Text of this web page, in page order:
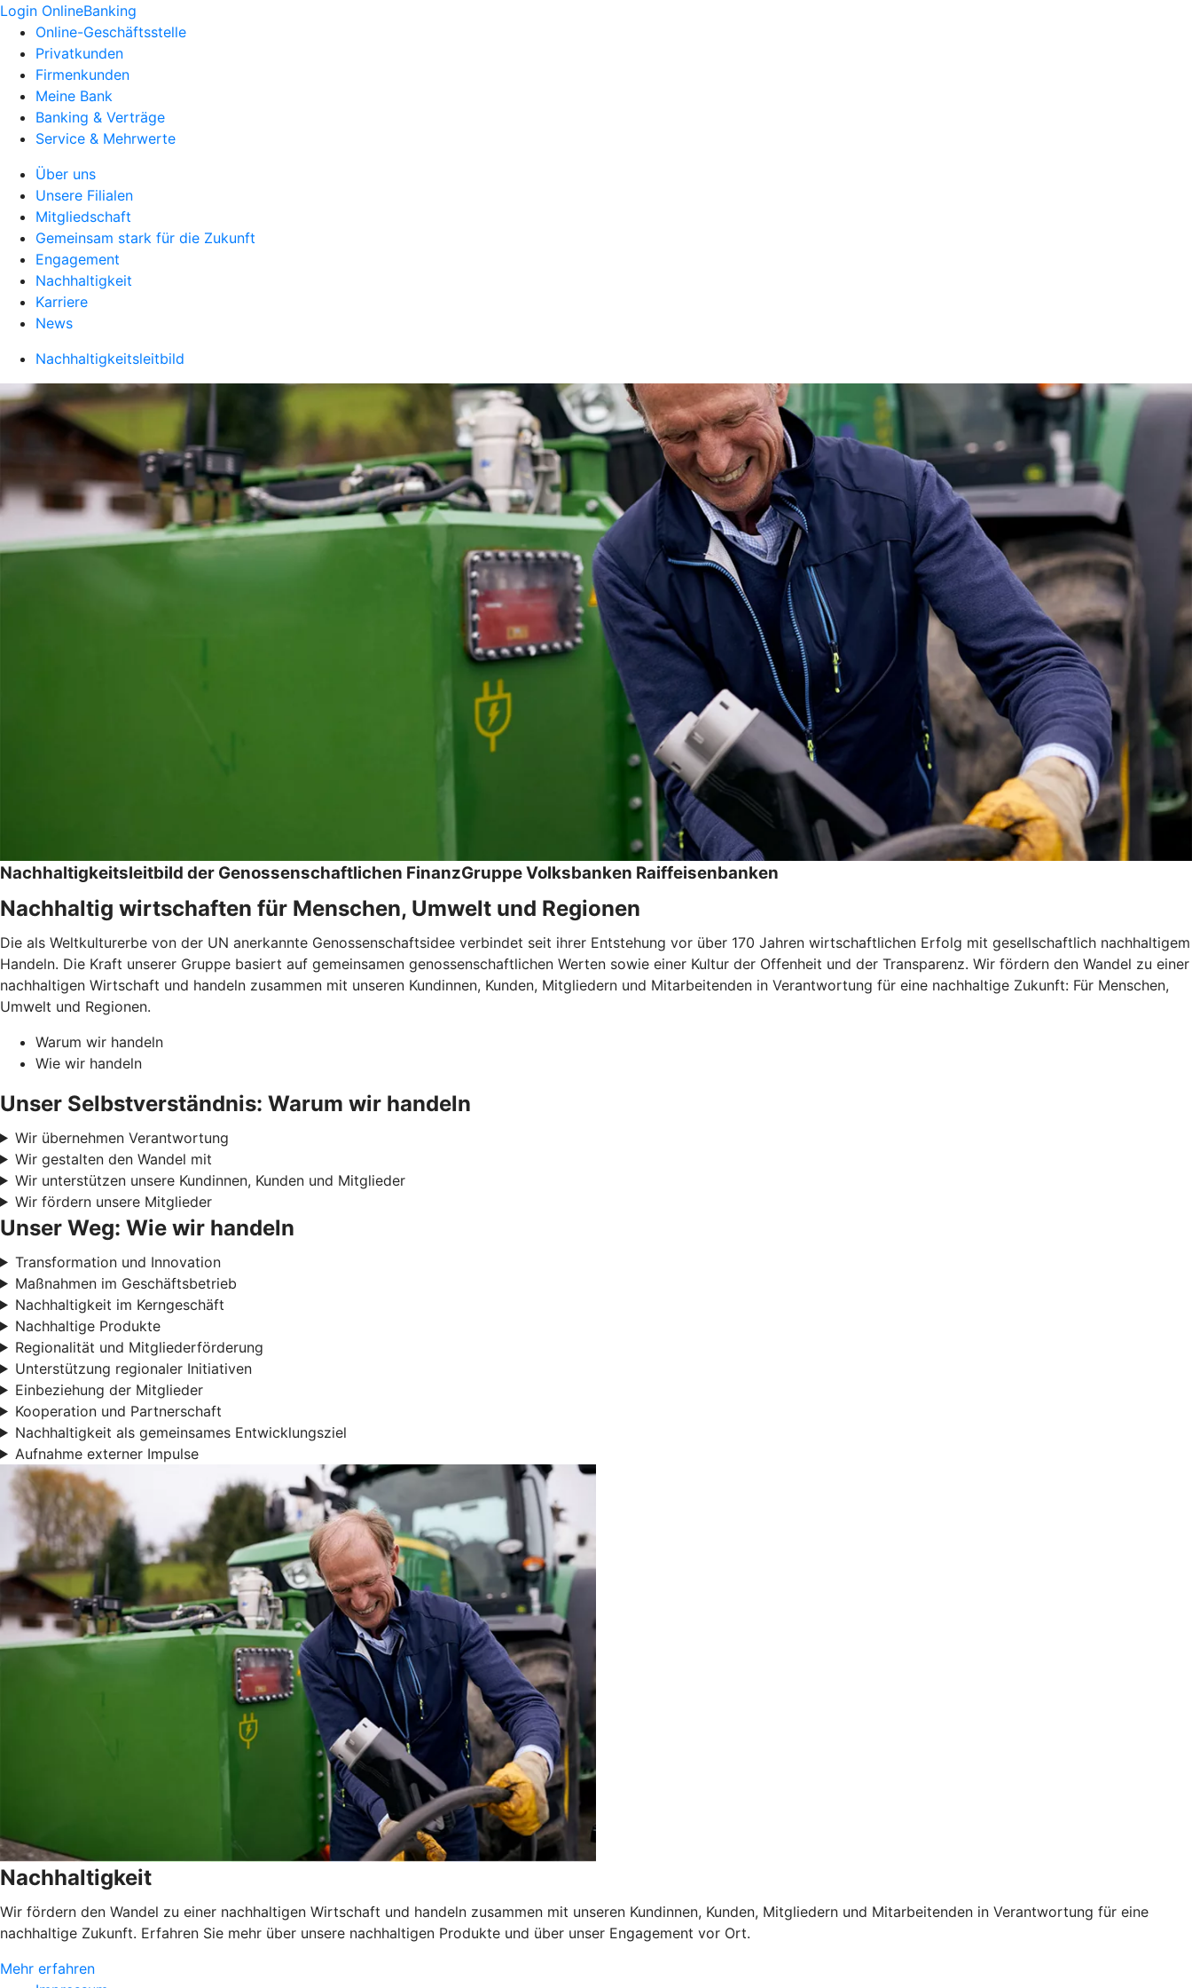
Login OnlineBanking
Online-Geschäftsstelle
Privatkunden
Firmenkunden
Meine Bank
Banking & Verträge
Service & Mehrwerte
Über uns
Unsere Filialen
Mitgliedschaft
Gemeinsam stark für die Zukunft
Engagement
Nachhaltigkeit
Karriere
News
Nachhaltigkeitsleitbild
Nachhaltigkeitsleitbild der Genossenschaftlichen FinanzGruppe Volksbanken Raiffeisenbanken
Nachhaltig wirtschaften für Menschen, Umwelt und Regionen
Die als Weltkulturerbe von der UN anerkannte Genossenschaftsidee verbindet seit ihrer Entstehung vor über 170 Jahren wirtschaftlichen Erfolg mit gesellschaftlich nachhaltigem
Handeln. Die Kraft unserer Gruppe basiert auf gemeinsamen genossenschaftlichen Werten sowie einer Kultur der Offenheit und der Transparenz. Wir fördern den Wandel zu einer
nachhaltigen Wirtschaft und handeln zusammen mit unseren Kundinnen, Kunden, Mitgliedern und Mitarbeitenden in Verantwortung für eine nachhaltige Zukunft: Für Menschen,
Umwelt und Regionen.
Warum wir handeln
Wie wir handeln
Unser Selbstverständnis: Warum wir handeln
Wir übernehmen Verantwortung
Wir gestalten den Wandel mit
Wir unterstützen unsere Kundinnen, Kunden und Mitglieder
Wir fördern unsere Mitglieder
Unser Weg: Wie wir handeln
Transformation und Innovation
Maßnahmen im Geschäftsbetrieb
Nachhaltigkeit im Kerngeschäft
Nachhaltige Produkte
Regionalität und Mitgliederförderung
Unterstützung regionaler Initiativen
Einbeziehung der Mitglieder
Kooperation und Partnerschaft
Nachhaltigkeit als gemeinsames Entwicklungsziel
Aufnahme externer Impulse
Nachhaltigkeit
Wir fördern den Wandel zu einer nachhaltigen Wirtschaft und handeln zusammen mit unseren Kundinnen, Kunden, Mitgliedern und Mitarbeitenden in Verantwortung für eine
nachhaltige Zukunft. Erfahren Sie mehr über unsere nachhaltigen Produkte und über unser Engagement vor Ort.
Mehr erfahren